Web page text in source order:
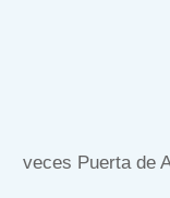
veces Puerta de